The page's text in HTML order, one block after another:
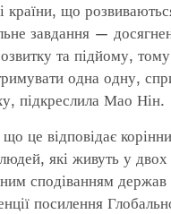
країни, що
завдання —
та підйому,
одна одну,
підкреслила Мао Нін.
це відповідає
які живуть у двох
сподіванням держав
посилення